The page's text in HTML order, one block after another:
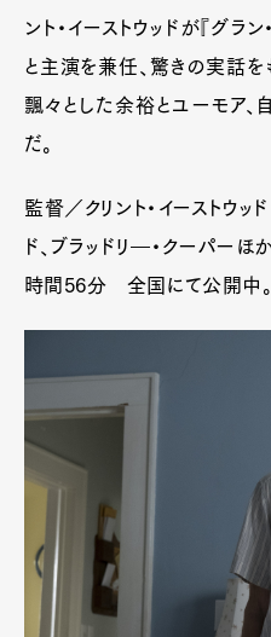
ント・イーストウッドが『グラ
と主演を兼任、驚きの実話を
飄々とした余裕とユーモア、
だ。
監督／クリント・イーストウッ
ド、ブラッドリ―・クーパ
時間56分 全国にて公開中。